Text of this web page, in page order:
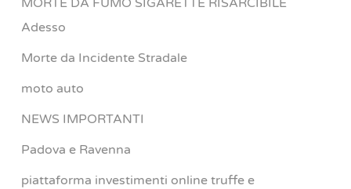
MORTE DA FUMO SIGARETTE RISARCIBILE
Adesso
Morte da Incidente Stradale
moto auto
NEWS IMPORTANTI
Padova e Ravenna
piattaforma investimenti online truffe e